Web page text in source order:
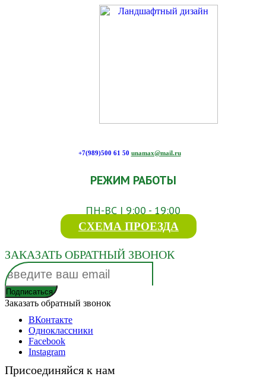
+7(989)500 61 50 unamax@mail.ru
РЕЖИМ РАБОТЫ
ПН-ВС | 9:00 - 19:00
СХЕМА ПРОЕЗДА
ЗАКАЗАТЬ ОБРАТНЫЙ ЗВОНОК
Заказать обратный звонок
ВКонтакте
Одноклассники
Facebook
Instagram
Присоединяйся к нам